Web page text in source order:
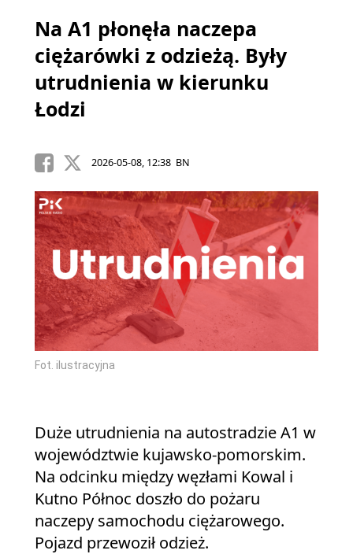
Na A1 płonęła naczepa
ciężarówki z odzieżą. Były
utrudnienia w kierunku
Łodzi
2026-05-08, 12:38 BN
Fot. ilustracyjna
Duże utrudnienia na autostradzie A1 w
województwie kujawsko-pomorskim.
Na odcinku między węzłami Kowal i
Kutno Północ doszło do pożaru
naczepy samochodu ciężarowego.
Pojazd przewoził odzież.